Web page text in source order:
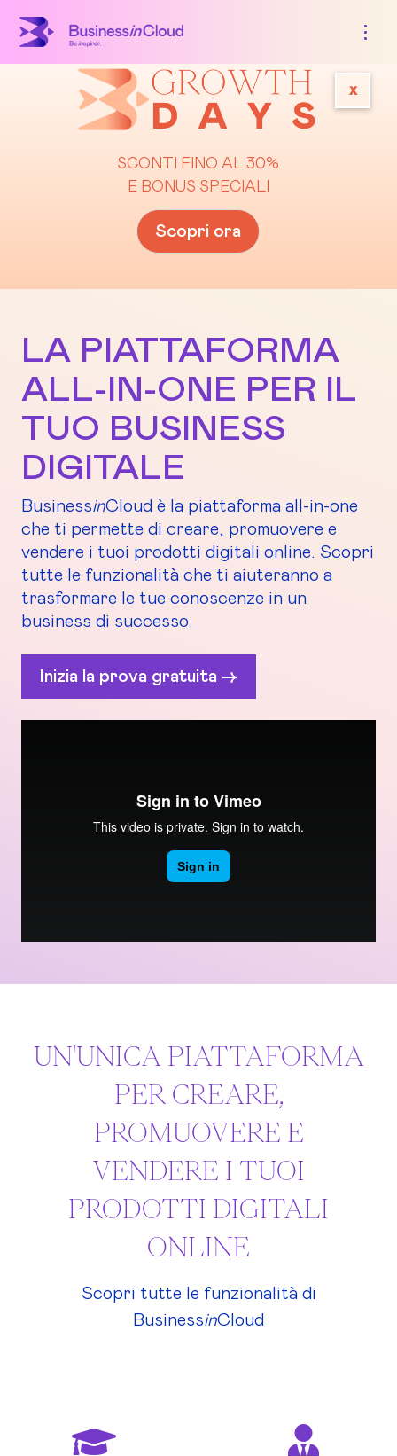
x
SCONTI FINO AL 30%
E BONUS SPECIALI
Scopri ora
LA PIATTAFORMA
ALL-IN-ONE PER IL
TUO BUSINESS
DIGITALE
BusinessinCloud è la piattaforma all-in-one
che ti permette di creare, promuovere e
vendere i tuoi prodotti digitali online. Scopri
tutte le funzionalità che ti aiuteranno a
trasformare le tue conoscenze in un
business di successo.
Inizia la prova gratuita ->
UN'UNICA PIATTAFORMA
PER CREARE,
PROMUOVERE E
VENDERE I TUOI
PRODOTTI DIGITALI
ONLINE
Scopri tutte le funzionalità di
BusinessinCloud